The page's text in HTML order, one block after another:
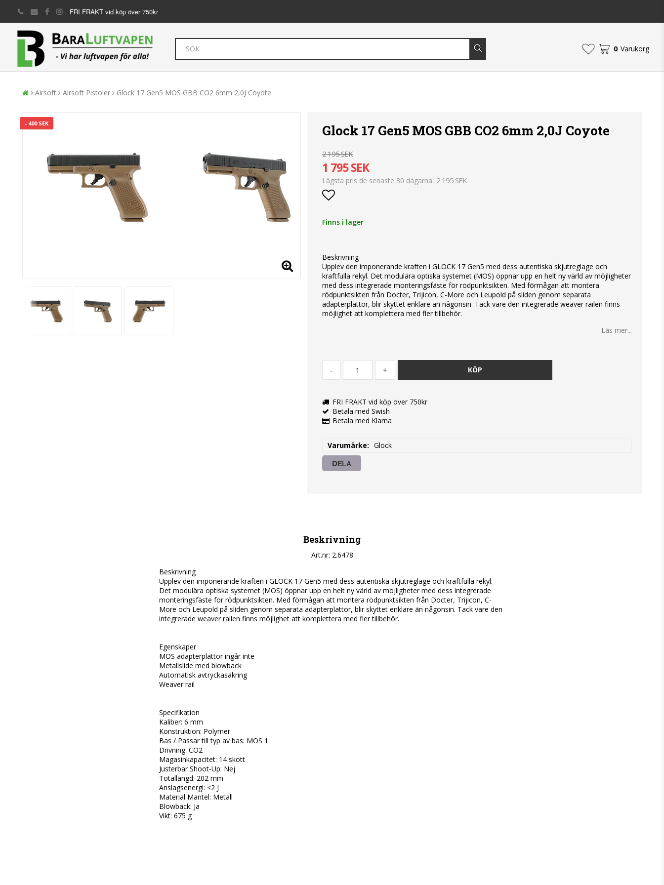
FRI FRAKT vid köp över 750kr
0 Varukorg
Airsoft Airsoft Pistoler Glock 17 Gen5 MOS GBB CO2 6mm 2,0J Coyote
- 400 SEK Glock 17 Gen5 MOS GBB CO2 6mm 2,0J Coyote
2 195 SEK
1 795 SEK
Lägsta pris de senaste 30 dagarna 2 195 SEK
Lägg till i favoritlistan
Finns i lager
Beskrivning
Upplev den imponerande kraften i GLOCK 17 Gen5 med dess autentiska skjutreglage och
kraftfulla rekyl. Det modulära optiska systemet (MOS) öppnar upp en helt ny värld av möjligheter
med dess integrerade monteringsfäste för rödpunktsikten. Med förmågan att montera
rödpunktsikten från Docter, Trijicon, C-More och Leupold på sliden genom separata
adapterplattor, blir skyttet enklare än någonsin. Tack vare den integrerade weaver railen finns
möjlighet att komplettera med fler tillbehör.
Läs mer...
- + KÖP
FRI FRAKT vid köp över 750kr
Betala med Swish
Betala med Klarna
Varumärke Glock
DELA
Beskrivning
Art.nr: 2.6478
Beskrivning
Upplev den imponerande kraften i GLOCK 17 Gen5 med dess autentiska skjutreglage och kraftfulla rekyl.
Det modulära optiska systemet (MOS) öppnar upp en helt ny värld av möjligheter med dess integrerade
monteringsfäste för rödpunktsikten. Med förmågan att montera rödpunktsikten från Docter, Trijicon, C-
More och Leupold på sliden genom separata adapterplattor, blir skyttet enklare än någonsin. Tack vare den
integrerade weaver railen finns möjlighet att komplettera med fler tillbehör.
Egenskaper
MOS adapterplattor ingår inte
Metallslide med blowback
Automatisk avtryckasäkring
Weaver rail
Specifikation
Kaliber: 6 mm
Konstruktion: Polymer
Bas / Passar till typ av bas: MOS 1
Drivning: CO2
Magasinkapacitet: 14 skott
Justerbar Shoot-Up: Nej
Totallängd: 202 mm
Anslagsenergi: <2 J
Material Mantel: Metall
Blowback: Ja
Vikt: 675 g